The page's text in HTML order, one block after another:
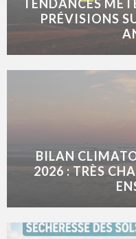
TENDANCES
PRÉVISIONS
BILAN
2026 : TRÈS